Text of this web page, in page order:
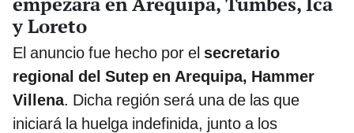
y Loreto
El anuncio fue hecho por el secretario
regional del Sutep en Arequipa, Hammer
Villena. Dicha región será una de las que
iniciará la huelga indefinida, junto a los